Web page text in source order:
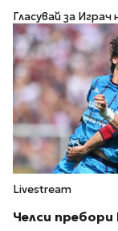
Гласувай за
Livestream
Челси пребори